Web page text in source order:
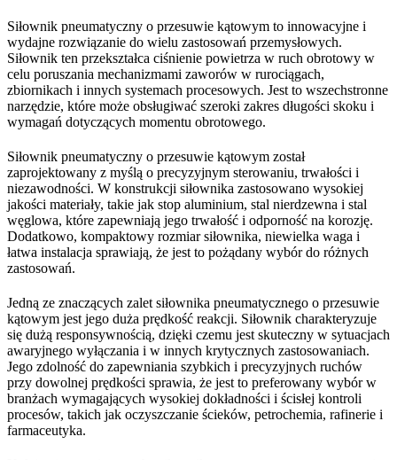
Siłownik pneumatyczny o przesuwie kątowym to innowacyjne i
wydajne rozwiązanie do wielu zastosowań przemysłowych.
Siłownik ten przekształca ciśnienie powietrza w ruch obrotowy w
celu poruszania mechanizmami zaworów w rurociągach,
zbiornikach i innych systemach procesowych. Jest to wszechstronne
narzędzie, które może obsługiwać szeroki zakres długości skoku i
wymagań dotyczących momentu obrotowego.
Siłownik pneumatyczny o przesuwie kątowym został
zaprojektowany z myślą o precyzyjnym sterowaniu, trwałości i
niezawodności. W konstrukcji siłownika zastosowano wysokiej
jakości materiały, takie jak stop aluminium, stal nierdzewna i stal
węglowa, które zapewniają jego trwałość i odporność na korozję.
Dodatkowo, kompaktowy rozmiar siłownika, niewielka waga i
łatwa instalacja sprawiają, że jest to pożądany wybór do różnych
zastosowań.
Jedną ze znaczących zalet siłownika pneumatycznego o przesuwie
kątowym jest jego duża prędkość reakcji. Siłownik charakteryzuje
się dużą responsywnością, dzięki czemu jest skuteczny w sytuacjach
awaryjnego wyłączania i w innych krytycznych zastosowaniach.
Jego zdolność do zapewniania szybkich i precyzyjnych ruchów
przy dowolnej prędkości sprawia, że ​​jest to preferowany wybór w
branżach wymagających wysokiej dokładności i ścisłej kontroli
procesów, takich jak oczyszczanie ścieków, petrochemia, rafinerie i
farmaceutyka.